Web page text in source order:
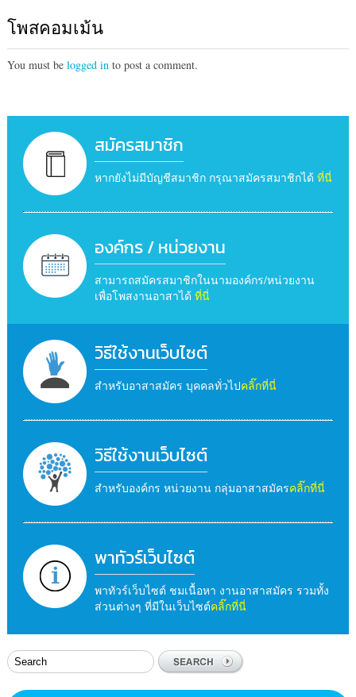
โพสคอมเม้น
You must be logged in to post a comment.
สมัครสมาชิก
หากยังไม่มีบัญชีสมาชิก กรุณาสมัครสมาชิกได้ ที่นี่
องค์กร / หน่วยงาน
สามารถสมัครสมาชิกในนามองค์กร/หน่วยงาน
เพื่อโพสงานอาสาได้ ที่นี่
วิธีใช้งานเว็บไซต์
สำหรับอาสาสมัคร บุคคลทั่วไปคลิ๊กที่นี่
วิธีใช้งานเว็บไซต์
สำหรับองค์กร หน่วยงาน กลุ่มอาสาสมัครคลิ๊กที่นี่
พาทัวร์เว็บไซต์
พาทัวร์เว็บไซต์ ชมเนื้อหา งานอาสาสมัคร รวมทั้ง
ส่วนต่างๆ ที่มีในเว็บไซต์คลิ๊กที่นี่